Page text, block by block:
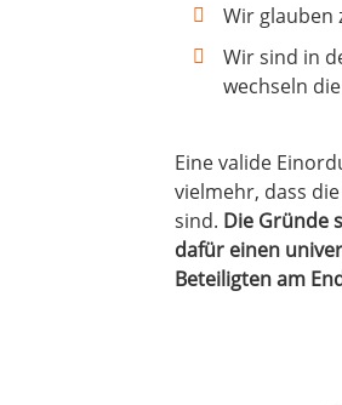
Wir glauben
Wir sind in
wechseln
Eine valide
vielmehr, dass
sind. Die Gründe
dafür einen
Beteiligten am